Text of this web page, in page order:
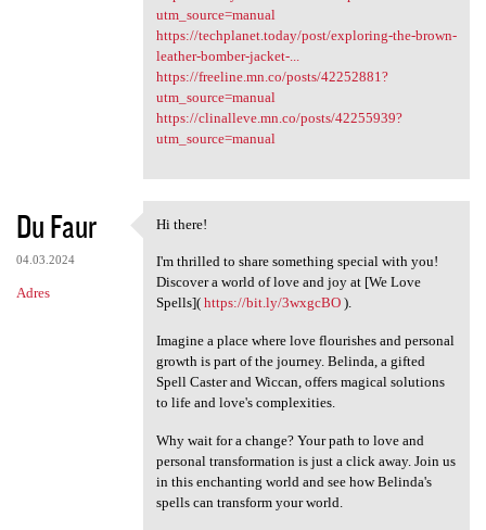
utm_source=manual
https://techplanet.today/post/exploring-the-brown-
leather-bomber-jacket-...
https://freeline.mn.co/posts/42252881?
utm_source=manual
https://clinalleve.mn.co/posts/42255939?
utm_source=manual
Du Faur
04.03.2024
Adres
Hi there!
Hi there!
I'm thrilled to share something special with you!
Discover a world of love and joy at [We Love
Spells]( https://bit.ly/3wxgcBO).
Imagine a place where love flourishes and personal
growth is part of the journey. Belinda, a gifted
Spell Caster and Wiccan, offers magical solutions
to life and love's complexities.
Why wait for a change? Your path to love and
personal transformation is just a click away. Join us
in this enchanting world and see how Belinda's
spells can transform your world.